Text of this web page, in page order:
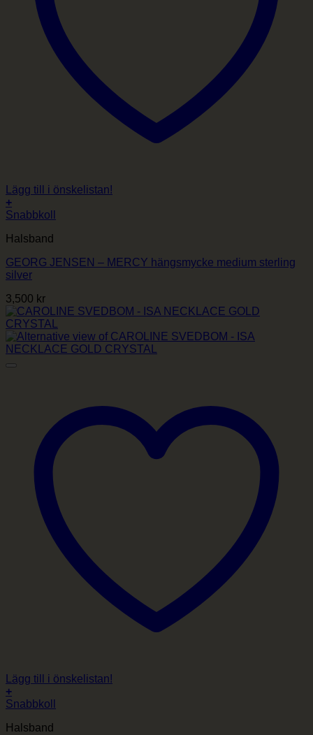
Lägg till i önskelistan!
+
Snabbkoll
Halsband
GEORG JENSEN – MERCY hängsmycke medium sterling
silver
3,500 kr
Lägg till i önskelistan!
+
Snabbkoll
Halsband